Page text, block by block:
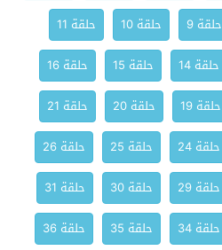
حلقة 9 حلقة 10
حلقة 11
حلقة 14 حلقة 15
حلقة 16
حلقة 19 حلقة 20
حلقة 21
حلقة 24 حلقة 25
حلقة 26
حلقة 29 حلقة 30
حلقة 31
حلقة 34 حلقة 35
حلقة 36